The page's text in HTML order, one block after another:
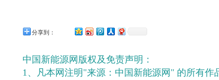
分享到：
中国新能源网版权及免责声明：
1、凡本网注明"来源：中国新能源网" 的所有作